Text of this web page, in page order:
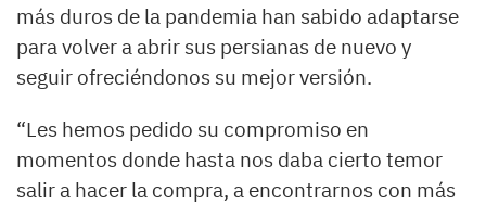
más duros de la pandemia han sabido adaptarse
para volver a abrir sus persianas de nuevo y
seguir ofreciéndonos su mejor versión.
“Les hemos pedido su compromiso en
momentos donde hasta nos daba cierto temor
salir a hacer la compra, a encontrarnos con más